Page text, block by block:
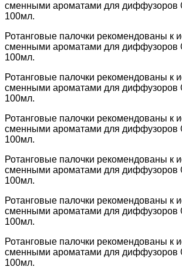
сменными ароматами для диффузоров
100мл.
Ротанговые палочки рекомендованы к
сменными ароматами для диффузоров
100мл.
Ротанговые палочки рекомендованы к
сменными ароматами для диффузоров
100мл.
Ротанговые палочки рекомендованы к
сменными ароматами для диффузоров
100мл.
Ротанговые палочки рекомендованы к
сменными ароматами для диффузоров
100мл.
Ротанговые палочки рекомендованы к
сменными ароматами для диффузоров
100мл.
Ротанговые палочки рекомендованы к
сменными ароматами для диффузоров
100мл.